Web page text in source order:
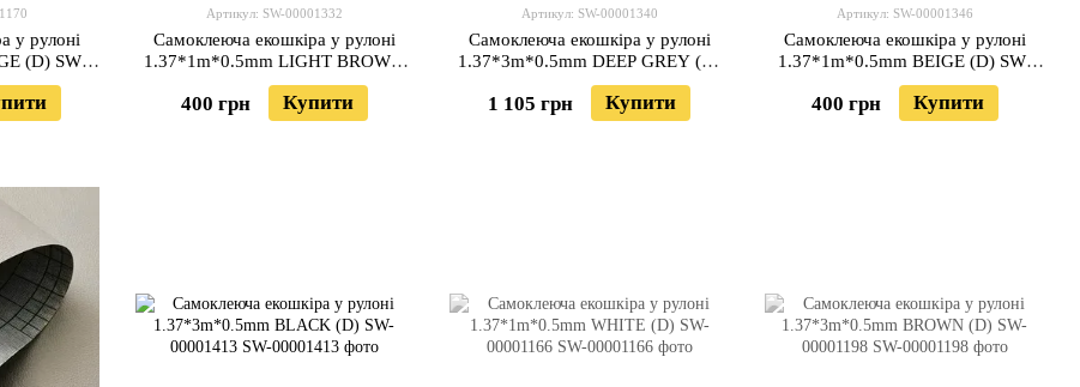
у рулоні
(D) SW-
Артикул: SW-00001332
Самоклеюча екошкіра у рулоні
1.37*1m*0.5mm LIGHT BROWN
(D) SW-00001332
400 грн Купити
Артикул: SW-00001340
Самоклеюча екошкіра у рулоні
1.37*3m*0.5mm DEEP GREY (D)
SW-00001340
1 105 грн Купити
Артикул: SW-00001346
Самоклеюча екошкіра у рулоні
1.37*1m*0.5mm BEIGE (D) SW-
00001346
400 грн Купити